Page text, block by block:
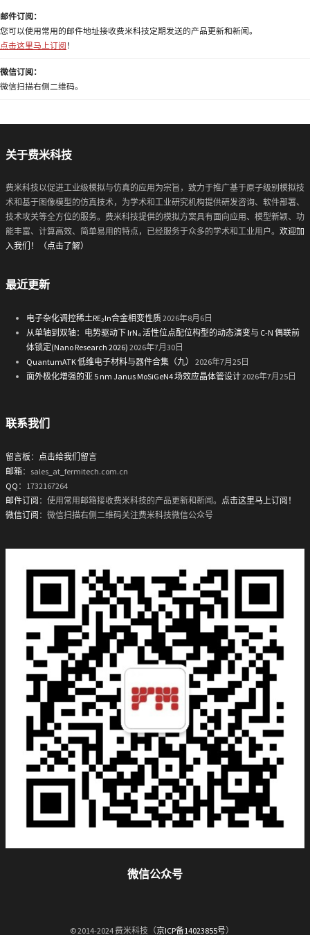
邮件订阅：
您可以使用常用的邮件地址接收费米科技定期发送的产品更新和新闻。
点击这里马上订阅 ！
微信订阅：
微信扫描右侧二维码。
关于费米科技
费米科技以促进工业级模拟与仿真的应用为宗旨，致力于推广基于原子级别模拟技
术和基于图像模型的仿真技术，为学术和工业研究机构提供研发咨询、软件部署、
技术攻关等全方位的服务。费米科技提供的模拟方案具有面向应用、模型新颖、功
能丰富、计算高效、简单易用的特点，已经服务于众多的学术和工业用户。 欢迎加
入我们！（点击了解）
最近更新
电子杂化调控稀土RE₂In合金相变性质2026年8月6日
从单轴到双轴：电势驱动下 IrN₄ 活性位点配位构型的动态演变与 C-N 偶联前
体锁定(Nano Research 2026) 2026年7月30日
QuantumATK 低维电子材料与器件合集（九）
2026年7月25日
面外极化增强的亚 5 nm Janus MoSiGeN4 场效应晶体管设计2026年7月25日
联系我们
留言板 ： 点击给我们留言
邮箱：sales_at_fermitech.com.cn
QQ ：1732167264
邮件订阅 ：使用常用邮箱接收费米科技的产品更新和新闻。 点击这里马上订阅！
微信订阅 ：微信扫描右侧二维码关注费米科技微信公众号
微信公众号
© 2014-2024 费米科技（京ICP备14023855号）